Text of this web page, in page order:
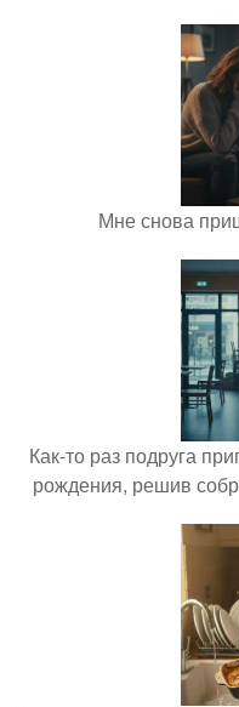
Мне снова
Как-то раз подруга
рождения, решив